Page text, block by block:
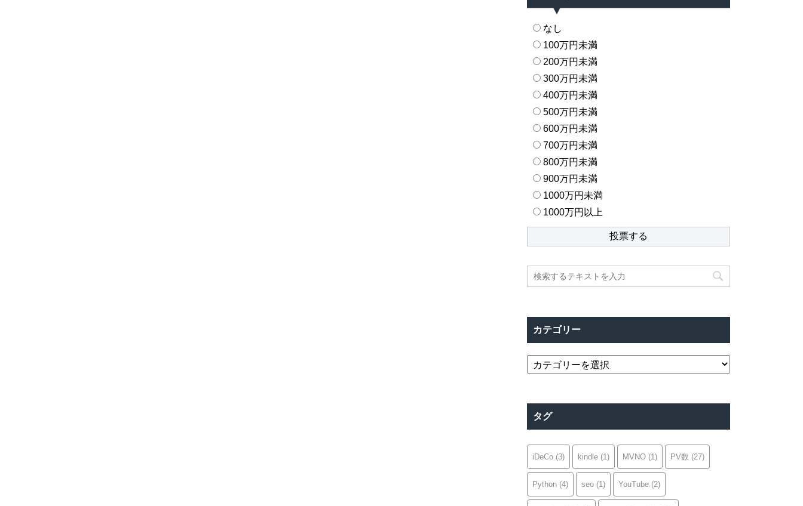
なし
100万円未満
200万円未満
300万円未満
400万円未満
500万円未満
600万円未満
700万円未満
800万円未満
900万円未満
1000万円未満
1000万円以上
カテゴリー
カ
リ
ー
タグ
iDeCo (3) kindle (1) MVNO (1) PV数 (27)
Python (4) seo (1) YouTube (2)